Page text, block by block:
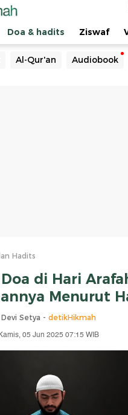
Doa & hadits Ziswaf
Al-Qur'an Audiobook
Hadits
di Hari
Menurut
Devi Setya - detikHikmah
05 Jun 2025 07:15 WIB